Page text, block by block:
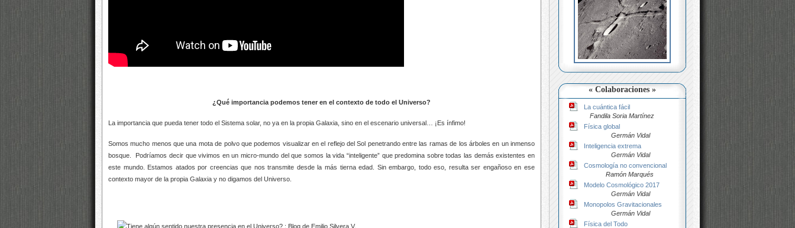
« Colaboraciones »
La cuántica fácil
Fandila Soria Martínez
Física global
Germán Vidal
Inteligencia extrema
Germán Vidal
Cosmología no convencional
Ramón Marqués
Modelo Cosmológico 2017
Germán Vidal
Monopolos Gravitacionales
Germán Vidal
Física del Todo
¿Qué importancia podemos tener en el contexto de todo el Universo?
La importancia que pueda tener todo el Sistema solar, no ya en la propia Galaxia, sino en el escenario universal… ¡Es ínfimo!
Somos mucho menos que una mota de polvo que podemos visualizar en el reflejo del Sol penetrando entre las ramas de los árboles en un inmenso
bosque. Podríamos decir que vivimos en un micro-mundo del que somos la vida “inteligente” que predomina sobre todas las demás existentes en
este mundo. Estamos atados por creencias que nos transmite desde la más tierna edad. Sin embargo, todo eso, resulta ser engañoso en ese
contexto mayor de la propia Galaxia y no digamos del Universo.